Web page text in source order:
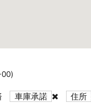
車庫承諾 住所